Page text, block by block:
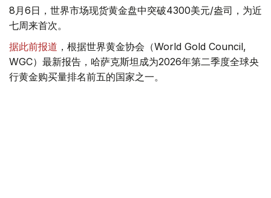
8月6日，世界市场现货黄金盘中突破4300美元/盎司，为近
七周来首次。
据此前报道 ，根据世界黄金协会（World Gold Council,
WGC）最新报告，哈萨克斯坦成为2026年第二季度全球央
行黄金购买量排名前五的国家之一。